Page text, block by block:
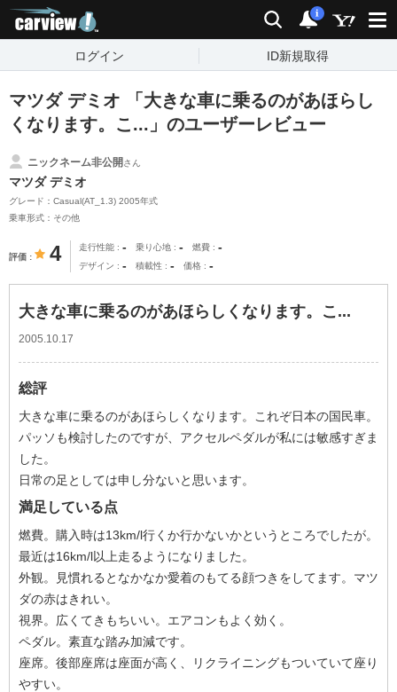
検索 通知
i
ログイン ID新規取得
マツダ デミオ 「大きな車に乗るのがあほらし
くなります。こ...」のユーザーレビュー
ニックネーム非公開さん
マツダ デミオ
グレード：Casual(AT_1.3) 2005年式
乗車形式：その他
評価 4 走行性能 - 乗り心地 - 燃費 -
デザイン - 積載性 - 価格 -
大きな車に乗るのがあほらしくなります。こ...
2005.10.17
総評
大きな車に乗るのがあほらしくなります。これぞ日本の国民車。
パッソも検討したのですが、アクセルペダルが私には敏感すぎま
した。
日常の足としては申し分ないと思います。
満足している点
燃費。購入時は13km/l行くか行かないかというところでしたが。
最近は16km/l以上走るようになりました。
外観。見慣れるとなかなか愛着のもてる顔つきをしてます。マツ
ダの赤はきれい。
視界。広くてきもちいい。エアコンもよく効く。
ペダル。素直な踏み加減です。
座席。後部座席は座面が高く、リクライニングもついていて座り
やすい。